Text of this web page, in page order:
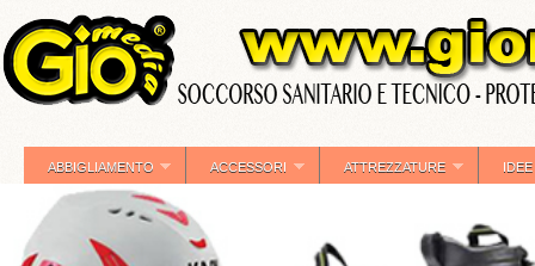
ABBIGLIAMENTO
ACCESSORI
ATTREZZATURE